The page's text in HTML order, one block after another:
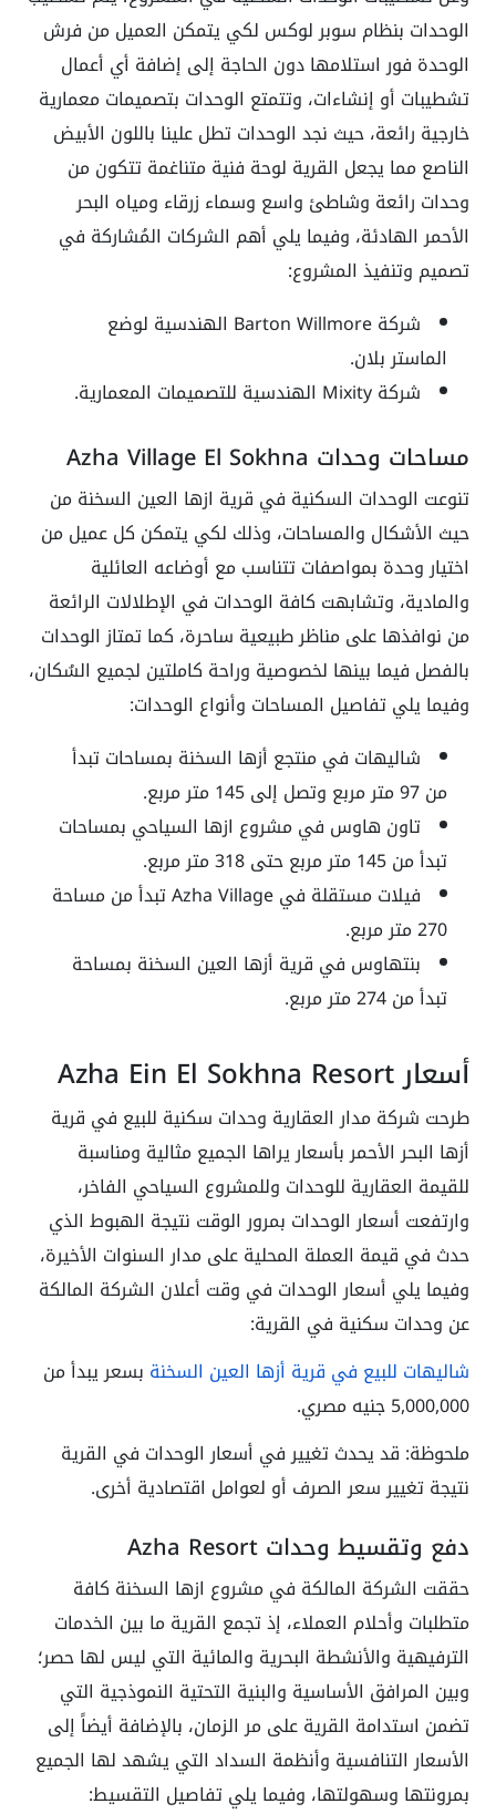
الوحدات بنظام سوبر لوكس لكي يتمكن العميل من فرش
الوحدة فور استلامها دون الحاجة إلى إضافة أي أعمال
تشطيبات أو إنشاءات، وتتمتع الوحدات بتصميمات معمارية
خارجية رائعة، حيث نجد الوحدات تطل علينا باللون الأبيض
الناصع مما يجعل القرية لوحة فنية متناغمة تتكون من
وحدات رائعة وشاطئ واسع وسماء زرقاء ومياه البحر
الأحمر الهادئة، وفيما يلي أهم الشركات المُشاركة في
تصميم وتنفيذ المشروع:
شركة Barton Willmore الهندسية لوضع
الماستر بلان.
شركة Mixity الهندسية للتصميمات المعمارية.
مساحات وحدات Azha Village El Sokhna
تنوعت الوحدات السكنية في قرية ازها العين السخنة من
حيث الأشكال والمساحات، وذلك لكي يتمكن كل عميل من
اختيار وحدة بمواصفات تتناسب مع أوضاعه العائلية
والمادية، وتشابهت كافة الوحدات في الإطلالات الرائعة
من نوافذها على مناظر طبيعية ساحرة، كما تمتاز الوحدات
بالفصل فيما بينها لخصوصية وراحة كاملتين لجميع السُكان،
وفيما يلي تفاصيل المساحات وأنواع الوحدات:
شاليهات في منتجع أزها السخنة بمساحات تبدأ
من 97 متر مربع وتصل إلى 145 متر مربع.
تاون هاوس في مشروع ازها السياحي بمساحات
تبدأ من 145 متر مربع حتى 318 متر مربع.
فيلات مستقلة في Azha Village تبدأ من مساحة
270 متر مربع.
بنتهاوس في قرية أزها العين السخنة بمساحة
تبدأ من 274 متر مربع.
أسعار Azha Ein El Sokhna Resort
طرحت شركة مدار العقارية وحدات سكنية للبيع في قرية
أزها البحر الأحمر بأسعار يراها الجميع مثالية ومناسبة
للقيمة العقارية للوحدات وللمشروع السياحي الفاخر،
وارتفعت أسعار الوحدات بمرور الوقت نتيجة الهبوط الذي
حدث في قيمة العملة المحلية على مدار السنوات الأخيرة،
وفيما يلي أسعار الوحدات في وقت أعلان الشركة المالكة
عن وحدات سكنية في القرية:
شاليهات للبيع في قرية أزها العين السخنة بسعر يبدأ من
5,000,000 جنيه مصري.
ملحوظة: قد يحدث تغيير في أسعار الوحدات في القرية
نتيجة تغيير سعر الصرف أو لعوامل اقتصادية أخرى.
دفع وتقسيط وحدات Azha Resort
حققت الشركة المالكة في مشروع ازها السخنة كافة
متطلبات وأحلام العملاء، إذ تجمع القرية ما بين الخدمات
الترفيهية والأنشطة البحرية والمائية التي ليس لها حصر؛
وبين المرافق الأساسية والبنية التحتية النموذجية التي
تضمن استدامة القرية على مر الزمان، بالإضافة أيضاً إلى
الأسعار التنافسية وأنظمة السداد التي يشهد لها الجميع
بمرونتها وسهولتها، وفيما يلي تفاصيل التقسيط: